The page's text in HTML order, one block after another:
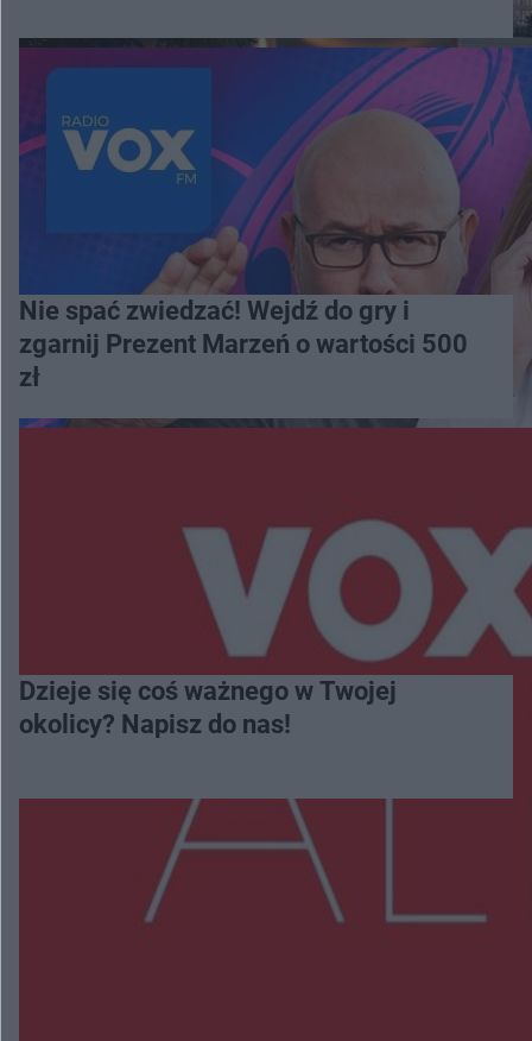
Nie spać zwiedzać! Wejdź do gry i
zgarnij Prezent Marzeń o wartości 500
zł
Dzieje się coś ważnego w Twojej
okolicy? Napisz do nas!
Więcej